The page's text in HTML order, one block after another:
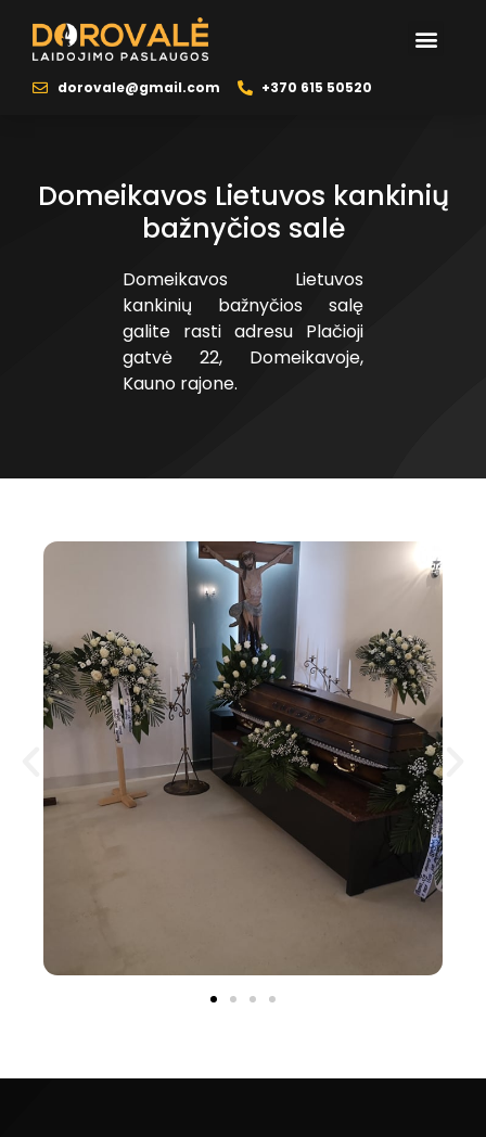
dorovale@gmail.com +370 615 50520
Domeikavos Lietuvos kankinių
bažnyčios salė
Domeikavos Lietuvos
kankinių bažnyčios salę
galite rasti adresu Plačioji
gatvė 22, Domeikavoje,
Kauno rajone.